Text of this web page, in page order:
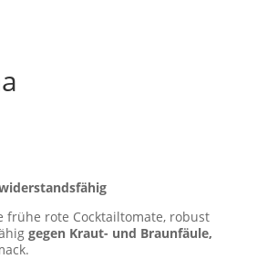
frühe rote Cocktailtomate, robust
gegen Kraut- und Braunfäule,